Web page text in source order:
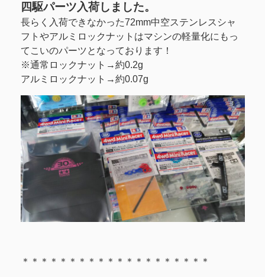
四駆パーツ入荷しました。
長らく入荷できなかった72mm中空ステンレスシャ
フトやアルミロックナットはマシンの軽量化にもっ
てこいのパーツとなっております！
※通常ロックナット→約0.2g
アルミロックナット→約0.07g
＊＊＊＊＊＊＊＊＊＊＊＊＊＊＊＊＊＊＊＊